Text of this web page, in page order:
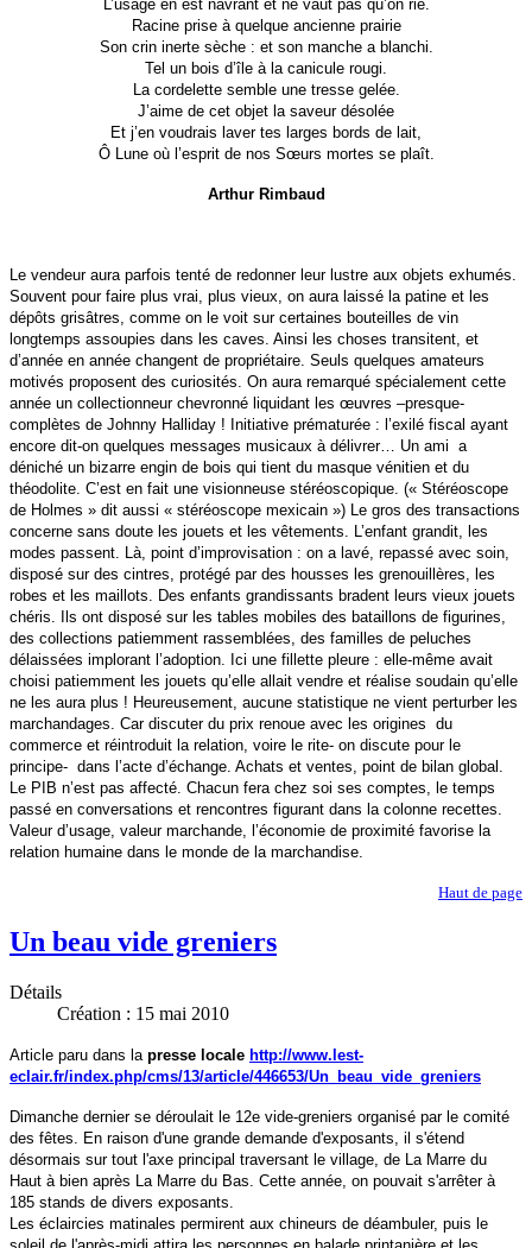
L’usage en est navrant et ne vaut pas qu’on rie.
Racine prise à quelque ancienne prairie
Son crin inerte sèche : et son manche a blanchi.
Tel un bois d’île à la canicule rougi.
La cordelette semble une tresse gelée.
J’aime de cet objet la saveur désolée
Et j’en voudrais laver tes larges bords de lait,
Ô Lune où l’esprit de nos Sœurs mortes se plaît.
Arthur Rimbaud
Le vendeur aura parfois tenté de redonner leur lustre aux objets exhumés.
Souvent pour faire plus vrai, plus vieux, on aura laissé la patine et les
dépôts grisâtres, comme on le voit sur certaines bouteilles de vin
longtemps assoupies dans les caves. Ainsi les choses transitent, et
d’année en année changent de propriétaire. Seuls quelques amateurs
motivés proposent des curiosités. On aura remarqué spécialement cette
année un collectionneur chevronné liquidant les œuvres –presque-
complètes de Johnny Halliday ! Initiative prématurée : l’exilé fiscal ayant
encore dit-on quelques messages musicaux à délivrer… Un ami a
déniché un bizarre engin de bois qui tient du masque vénitien et du
théodolite. C’est en fait une visionneuse stéréoscopique. (« Stéréoscope
de Holmes » dit aussi « stéréoscope mexicain ») Le gros des transactions
concerne sans doute les jouets et les vêtements. L’enfant grandit, les
modes passent. Là, point d’improvisation : on a lavé, repassé avec soin,
disposé sur des cintres, protégé par des housses les grenouillères, les
robes et les maillots. Des enfants grandissants bradent leurs vieux jouets
chéris. Ils ont disposé sur les tables mobiles des bataillons de figurines,
des collections patiemment rassemblées, des familles de peluches
délaissées implorant l’adoption. Ici une fillette pleure : elle-même avait
choisi patiemment les jouets qu’elle allait vendre et réalise soudain qu’elle
ne les aura plus ! Heureusement, aucune statistique ne vient perturber les
marchandages. Car discuter du prix renoue avec les origines du
commerce et réintroduit la relation, voire le rite- on discute pour le
principe- dans l’acte d’échange. Achats et ventes, point de bilan global.
Le PIB n’est pas affecté. Chacun fera chez soi ses comptes, le temps
passé en conversations et rencontres figurant dans la colonne recettes.
Valeur d’usage, valeur marchande, l’économie de proximité favorise la
relation humaine dans le monde de la marchandise.
Haut de page
Un beau vide greniers
Détails
Création : 15 mai 2010
Article paru dans lapresse locale http://www.lest-
eclair.fr/index.php/cms/13/article/446653/Un_beau_vide_greniers
Dimanche dernier se déroulait le 12e vide-greniers organisé par le comité
des fêtes. En raison d'une grande demande d'exposants, il s'étend
désormais sur tout l'axe principal traversant le village, de La Marre du
Haut à bien après La Marre du Bas. Cette année, on pouvait s'arrêter à
185 stands de divers exposants.
Les éclaircies matinales permirent aux chineurs de déambuler, puis le